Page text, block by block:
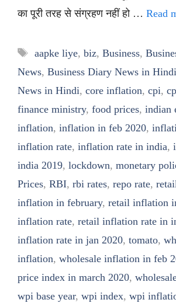
का पूरी तरह से संग्रहण नहीं हो … Read
Tags
aapke liye, biz, Business,
News, Business Diary News in Hindi
News in Hindi, core inflation, cpi,
finance ministry, food prices, indian
inflation, inflation in feb 2020,
inflation rate, inflation rate in india,
india 2019, lockdown, monetary
Prices, RBI, rbi rates, repo rate,
inflation in february, retail inflation
inflation rate, retail inflation rate in
inflation rate in jan 2020, tomato,
inflation, wholesale inflation in feb
price index in march 2020,
wpi base year, wpi index, wpi